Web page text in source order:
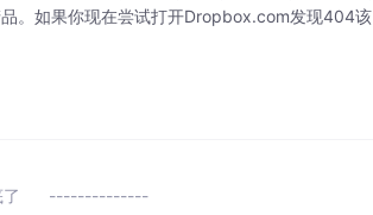
。如果你现在尝试打开Dropbox.com发现404该